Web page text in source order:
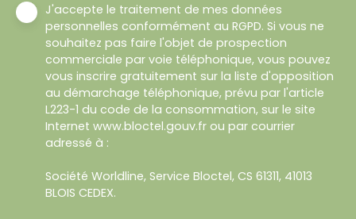
J'accepte le traitement de mes données
personnelles conformément au RGPD. Si vous ne
souhaitez pas faire l'objet de prospection
commerciale par voie téléphonique, vous pouvez
vous inscrire gratuitement sur la liste d'opposition
au démarchage téléphonique, prévu par l'article
L223-1 du code de la consommation, sur le site
Internet www.bloctel.gouv.fr ou par courrier
adressé à :
Société Worldline, Service Bloctel, CS 61311, 41013
BLOIS CEDEX.